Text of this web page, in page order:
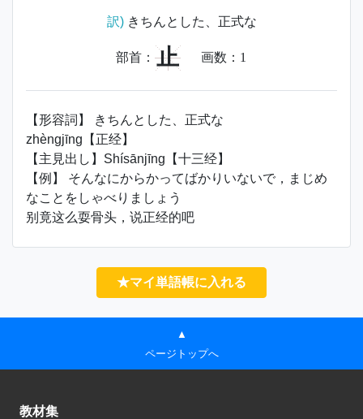
訳)きちんとした、正式な
部首： 止 画数： 1
【形容詞】 きちんとした、正式な
zhèngjīng【正经】
【主見出し】Shísānjīng【十三经】
【例】 そんなにからかってばかりいないで，まじめ
なことをしゃべりましょう
别竟这么耍骨头，说正经的吧
★マイ単語帳に入れる
▲
ページトップへ
教材集